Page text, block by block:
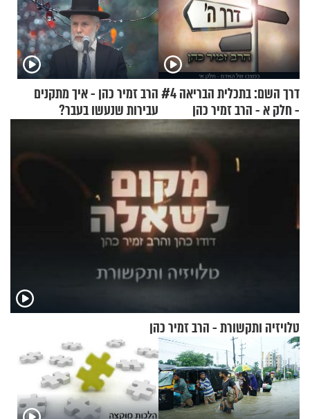
דרך השם: בתכלית הבריאה #4
- חלק א - הרב זמיר כהן
הרב זמיר כהן - איך מתקנים
עבירות שנעשו בעבר?
טלויזיה ותקשורת - הרב זמיר כהן